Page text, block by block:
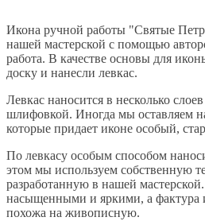
Икона ручной работы "Святые
нашей мастерской с помощью
работа. В качестве основы для
доску и нанесли левкас.
Левкас наносится в несколько
шлифовкой. Иногда мы оставляем
которые придает иконе особый,
По левкасу особым способом
этом мы используем собственную
разработанную в нашей
насыщенными и яркими, а фактура
похожа на живописную.